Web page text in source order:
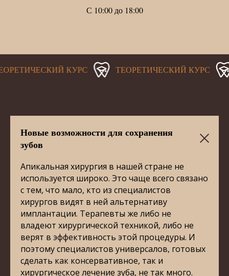
С 10:00 до 18:00
КУРС ТЕОРЕТИЧЕСКИЙ КУРС
Новые возможности для сохранения
зубов
Апикальная хирургия в нашей стране не
используется широко. Это чаще всего связано
с тем, что мало, кто из специалистов
хирургов видят в ней альтернативу
имплантации. Терапевты же либо не
владеют хирургической техникой, либо не
верят в эффективность этой процедуры. И
поэтому специалистов универсалов, готовых
сделать как консервативное, так и
хирургическое лечение зуба, не так много.